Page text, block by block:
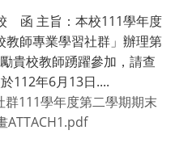
函 主旨：本校111學年度
師專業學習社群」辦理第
貴校教師踴躍參加，請查
112年6月13日....
111學年度第二學期期末
ATTACH1.pdf